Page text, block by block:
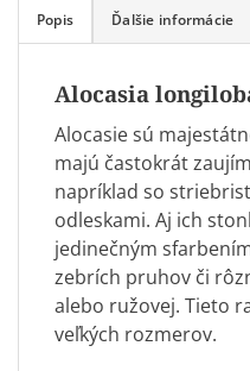
Popis Ďalšie informácie
Alocasia
Alocasie sú
majú častokrát
napríklad so
odleskami. Aj ich
jedinečným
zebrích pruhov či
alebo ružovej. Tieto
veľkých rozmerov.